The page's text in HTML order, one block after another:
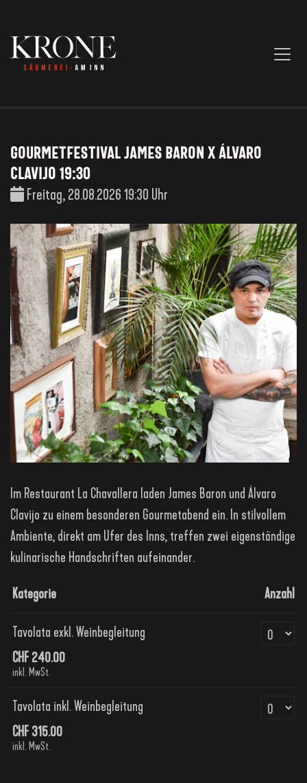
GOURMETFESTIVAL JAMES BARON X ÁLVARO
CLAVIJO 19:30
Freitag, 28.08.2026 19:30 Uhr
Im Restaurant La Chavallera laden James Baron und Álvaro
Clavijo zu einem besonderen Gourmetabend ein. In stilvollem
Ambiente, direkt am Ufer des Inns, treffen zwei eigenständige
kulinarische Handschriften aufeinander.
Kategorie Anzahl
Tavolata exkl. Weinbegleitung
CHF 240.00
inkl. MwSt.
Anzahl
Tavolata inkl. Weinbegleitung
CHF 315.00
inkl. MwSt.
Anzahl